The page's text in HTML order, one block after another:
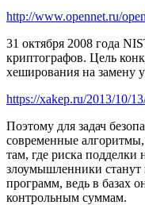
http://www.opennet.ru/
31 октября 2008 года
криптографов. Цель
хешировaния на замену
https://xakep.ru/2013/10/
Поэтому для задач
современные
там, где риска
злоумышленники станут
программ, ведь в базах
контрольным суммам.